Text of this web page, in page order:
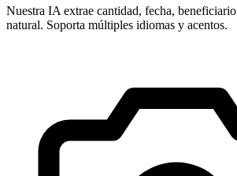
Nuestra IA extrae cantidad, fecha,
natural. Soporta múltiples idiomas y acentos.